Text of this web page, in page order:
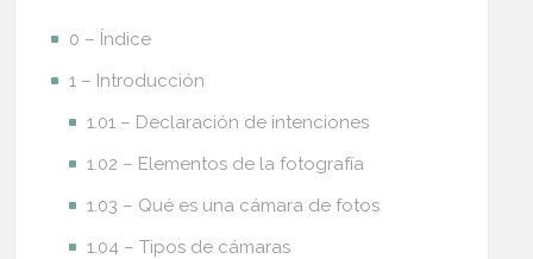
0 – Índice
1 – Introducción
1.01 – Declaración de intenciones
1.02 – Elementos de la fotografía
1.03 – Qué es una cámara de fotos
1.04 – Tipos de cámaras